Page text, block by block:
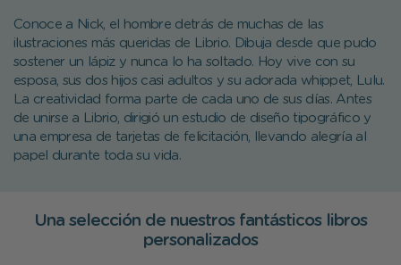
Conoce a Nick, el hombre detrás de muchas de las
ilustraciones más queridas de Librio. Dibuja desde que pudo
sostener un lápiz y nunca lo ha soltado. Hoy vive con su
esposa, sus dos hijos casi adultos y su adorada whippet, Lulu.
La creatividad forma parte de cada uno de sus días. Antes
de unirse a Librio, dirigió un estudio de diseño tipográfico y
una empresa de tarjetas de felicitación, llevando alegría al
papel durante toda su vida.
Una selección de nuestros fantásticos libros
personalizados